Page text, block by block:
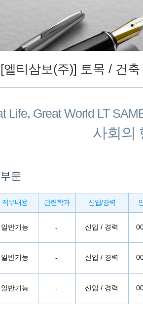
[엘티삼보(주)] 토목 / 건
Life, Great World LT
사회의
문
직무내용 관련학과 신입/경력
일반기능 - 신입 / 경력
일반기능 - 신입 / 경력
일반기능 - 신입 / 경력